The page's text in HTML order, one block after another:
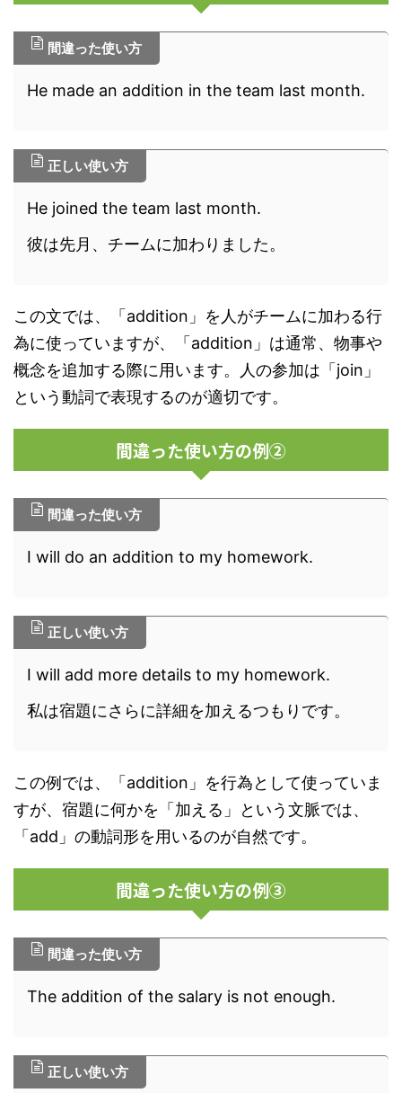
間違った使い方
He made an addition in the team last month.
正しい使い方
He joined the team last month.
彼は先月、チームに加わりました。
この文では、「addition」を人がチームに加わる行
為に使っていますが、「addition」は通常、物事や
概念を追加する際に用います。人の参加は「join」
という動詞で表現するのが適切です。
間違った使い方の例②
間違った使い方
I will do an addition to my homework.
正しい使い方
I will add more details to my homework.
私は宿題にさらに詳細を加えるつもりです。
この例では、「addition」を行為として使っていま
すが、宿題に何かを「加える」という文脈では、
「add」の動詞形を用いるのが自然です。
間違った使い方の例③
間違った使い方
The addition of the salary is not enough.
正しい使い方